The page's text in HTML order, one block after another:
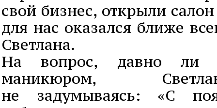
свой бизнес, открыли
для нас оказался ближе
Светлана.
На вопрос, давно ли
маникюром,
не задумываясь: «С